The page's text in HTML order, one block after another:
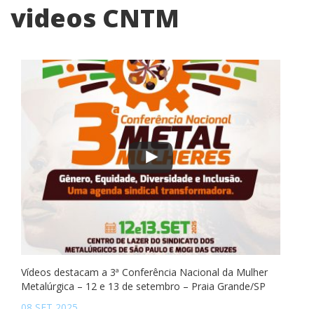
videos CNTM
Vídeos destacam a 3ª Conferência Nacional da Mulher
Metalúrgica – 12 e 13 de setembro – Praia Grande/SP